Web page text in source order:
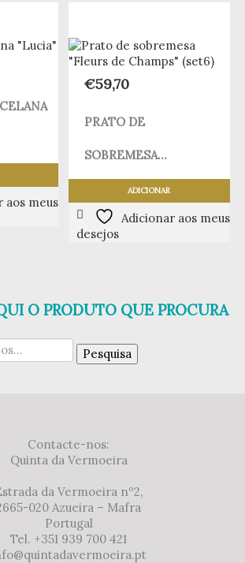
aos meus
€59,70
PRATO DE
SOBREMESA...
ADICIONAR
Adicionar aos meus
desejos
O PRODUTO QUE PROCURA
Pesquisa
Contacte-nos:
Quinta da Vermoeira
da Vermoeira nº2,
020 Azueira – Mafra
Portugal
Tel. +351 939 700 421